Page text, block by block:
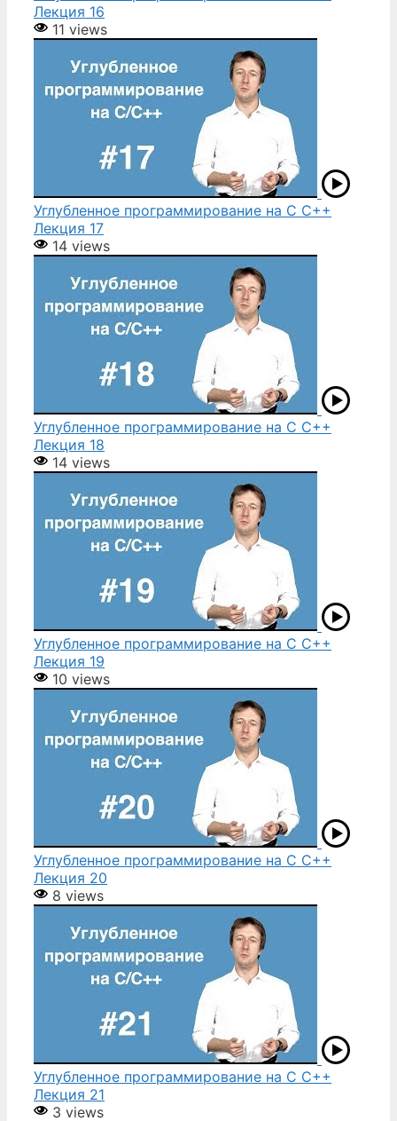
Лекция 16
11 views
Углубленное программирование на С С++
Лекция 17
14 views
Углубленное программирование на С С++
Лекция 18
14 views
Углубленное программирование на С С++
Лекция 19
10 views
Углубленное программирование на С С++
Лекция 20
8 views
Углубленное программирование на С С++
Лекция 21
3 views